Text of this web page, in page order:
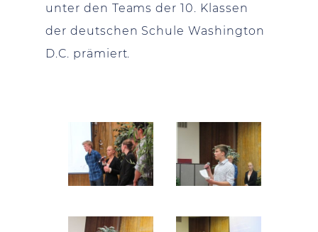
unter den Teams der 10. Klassen
der deutschen Schule Washington
D.C. prämiert.